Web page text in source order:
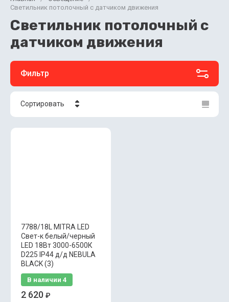
Светильник потолочный с датчиком движения
Светильник потолочный с
датчиком движения
Фильтр
Сортировать
Цена - убывание
7788/18L MITRA LED
Свет-к белый/черный
LED 18Вт 3000-6500К
D225 IP44 д/д NEBULA
BLACK (3)
В наличии 4
2 620 ₽